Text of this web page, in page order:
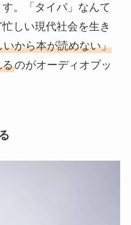
。「タイパ」なんて
しい現代社会を生き
いから本が読めない」
るのがオーディオブッ